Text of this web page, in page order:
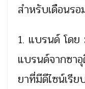
สำหรับเดือนร
1. แบรนด์ โด
แบรนด์จากซา
ยาที่มีดีไซน์เรี